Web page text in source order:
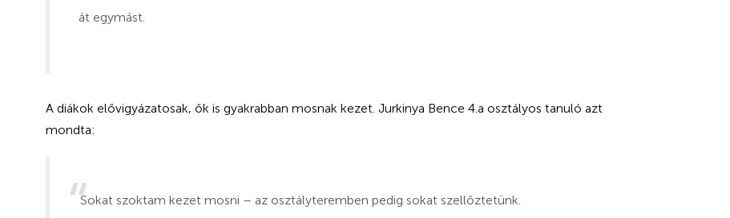
át egymást.
A diákok elővigyázatosak, ők is gyakrabban mosnak kezet. Jurkinya Bence 4.a osztályos tanuló azt
mondta:
Sokat szoktam kezet mosni – az osztályteremben pedig sokat szellőztetünk.